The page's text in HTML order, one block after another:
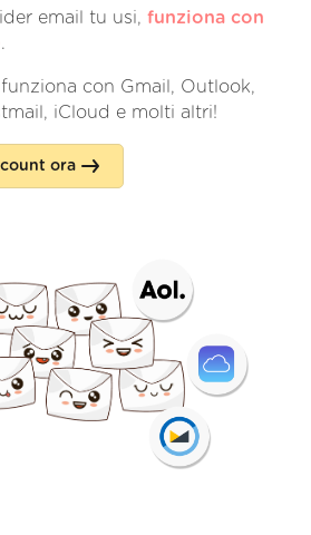
email tu usi, funziona con
.
funziona con Gmail, Outlook,
iCloud e molti altri!
ora